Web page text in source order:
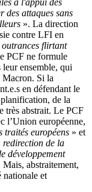
des attaques sans
». La direction
contre LFI en
outrances flirtant
PCF ne formule
ensemble, qui
Macron. Si la
en défendant le
de la
très abstrait. Le PCF
l’Union européenne,
traités européens » et
redirection de la
développement
Mais, abstraitement,
nationale et